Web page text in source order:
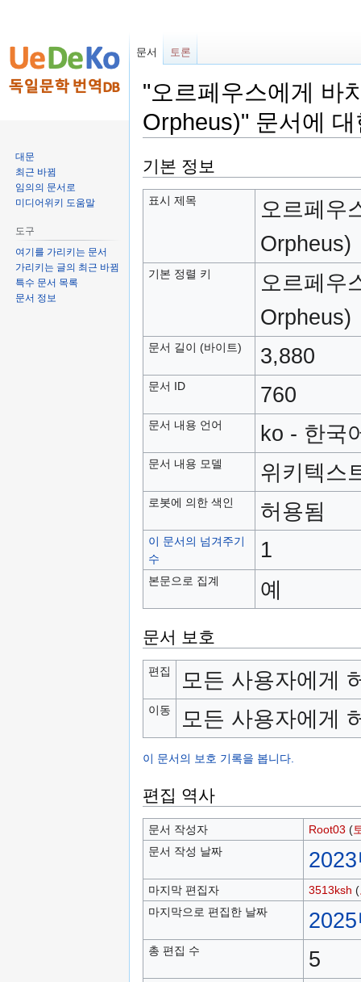
"오르페우스에게 바
Orpheus)" 문서에
둘
러
보
기
검
색
하
기본 정보
표시 제목
오르페우
Orpheus)
기본 정렬 키
오르페우
Orpheus)
문서 길이 (바이트) 3,880
문서 ID 760
문서 내용 언어 ko - 한국
문서 내용 모델 위키텍스
로봇에 의한 색인 허용됨
이 문서의 넘겨주기
수
1
본문으로 집계 예
문서 보호
편집 모든 사용자에게
이동 모든 사용자에게
이 문서의 보호 기록을 봅니다.
편집 역사
문서 작성자 Root03 (
문서 작성 날짜
마지막 편집자 3513ksh (
마지막으로 편집한 날짜
총 편집 수 5
문서 토론
대문
최근 바뀜
임의의 문서로
미디어위키 도움말
도구
여기를 가리키는 문서
가리키는 글의 최근 바뀜
특수 문서 목록
문서 정보